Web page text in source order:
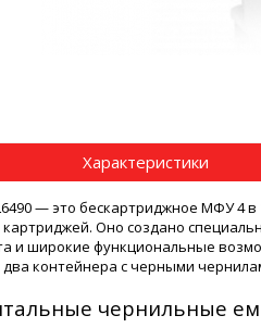
Характеристики
— это бескартриджное МФУ 4
Оно создано
и широкие функциональные
два контейнера с черными
чернильные